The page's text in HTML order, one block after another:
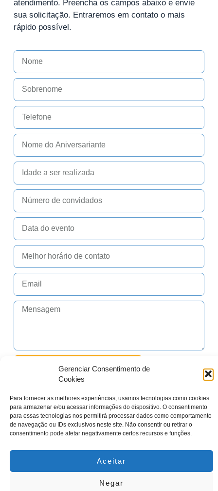
Gerenciar Consentimento de
Cookies
Para fornecer as melhores experiências, usamos tecnologias como cookies
para armazenar e/ou acessar informações do dispositivo. O consentimento
para essas tecnologias nos permitirá processar dados como comportamento
de navegação ou IDs exclusivos neste site. Não consentir ou retirar o
consentimento pode afetar negativamente certos recursos e funções.
Aceitar
Negar
atendimento. Preencha os campos abaixo e envie
sua solicitação. Entraremos em contato o mais
rápido possível.
Enviar Orçamento
Horário de Atendimento